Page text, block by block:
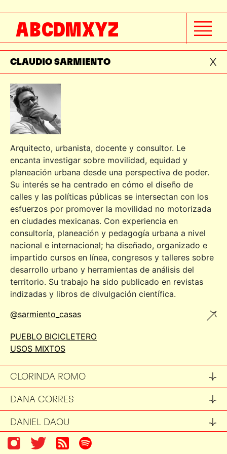
ABCDMXYZ
CECILIA BARRAZA
CÉLINE JACQUIN
CLAUDIO SARMIENTO
Arquitecto, urbanista, docente y consultor. Le
encanta investigar sobre movilidad, equidad y
planeación urbana desde una perspectiva de poder.
Su interés se ha centrado en cómo el diseño de
calles y las políticas públicas se intersectan con los
esfuerzos por promover la movilidad no motorizada
en ciudades mexicanas. Con experiencia en
consultoría, planeación y pedagogía urbana a nivel
nacional e internacional; ha diseñado, organizado e
impartido cursos en línea, congresos y talleres sobre
desarrollo urbano y herramientas de análisis del
territorio. Su trabajo ha sido publicado en revistas
indizadas y libros de divulgación científica.
@sarmiento_casas
PUEBLO BICICLETERO
USOS MIXTOS
CLORINDA ROMO
DANA CORRES
DANIEL DAOU
DANIEL ESCOTTO